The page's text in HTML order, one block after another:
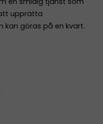
upprätta
kan göras på en kvart.